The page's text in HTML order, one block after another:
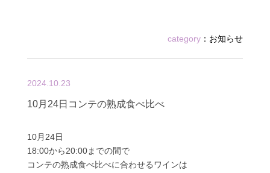
category ： お知らせ
2024.10.23
10月24日コンテの熟成食べ比べ
10月24日
18:00から20:00までの間で
コンテの熟成食べ比べに合わせるワインは